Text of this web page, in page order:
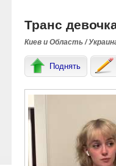
Транс
Киев и Область /
Поднять